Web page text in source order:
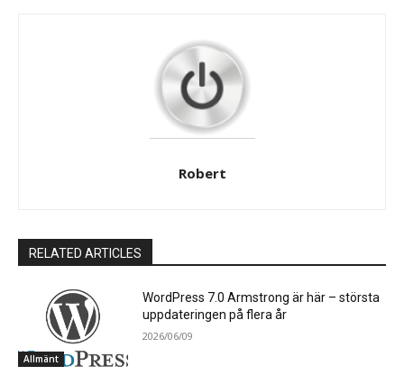
Robert
RELATED ARTICLES
Allmänt
WordPress 7.0 Armstrong är här – största
uppdateringen på flera år
2026/06/09